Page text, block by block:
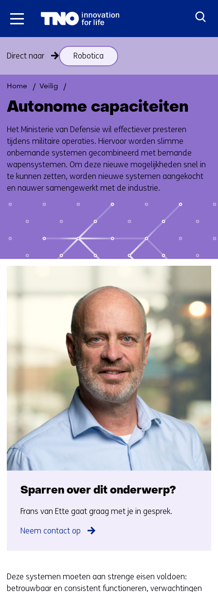
Ga
Sla
navigatie
thema
Autonome
capaciteiten)
Direct naar Robotica
navigatie
onder
thema
Autonome
capaciteiten)
Home Veilig
Autonome capaciteiten
Het Ministerie van Defensie wil effectiever presteren
tijdens militaire operaties. Hiervoor worden slimme
onbemande systemen gecombineerd met bemande
wapensystemen. Om deze nieuwe mogelijkheden snel in
te kunnen zetten, worden nieuwe systemen aangekocht
en nauwer samengewerkt met de industrie.
Sparren over dit onderwerp?
Frans van Ette gaat graag met je in gesprek.
Neem contact op
Deze systemen moeten aan strenge eisen voldoen:
betrouwbaar en consistent functioneren, verwachtingen